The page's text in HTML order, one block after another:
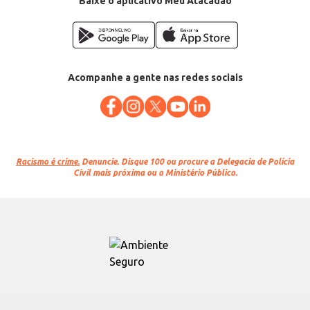
Acompanhe a gente nas redes sociais
Racismo é crime. Denuncie. Disque 100 ou procure a Delegacia de Polícia
Civil mais próxima ou o Ministério Público.